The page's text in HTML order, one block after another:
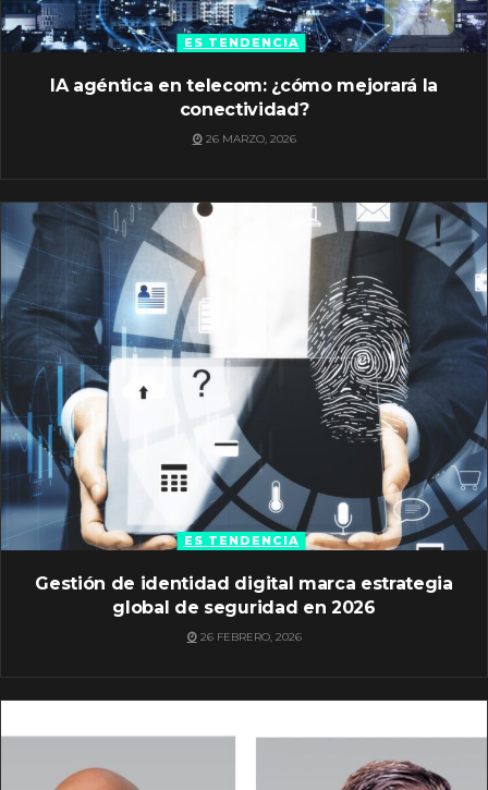
ES TENDENCIA
IA agéntica en telecom: ¿cómo mejorará la
conectividad?
26 MARZO, 2026
ES TENDENCIA
Gestión de identidad digital marca estrategia
global de seguridad en 2026
26 FEBRERO, 2026